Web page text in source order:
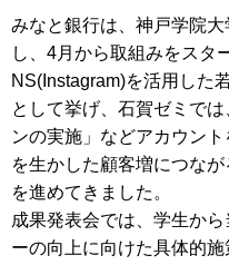
みなと銀行は、神戸学院
し、4月から取組みをスタ
NS(Instagram)を活用した
として挙げ、石賀ゼミで
ンの実施」などアカウン
を生かした顧客増につな
を進めてきました。
成果発表会では、学生か
ーの向上に向けた具体的